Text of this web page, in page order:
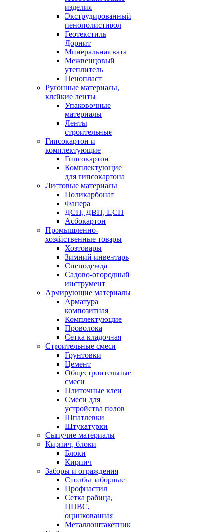
изделия
Экструдированный
пенополистирол
Геотекстиль
Дорнит
Минеральная вата
Межвенцовый
утеплитель
Пенопласт
Рулонные материалы,
клейкие ленты
Упаковочные
материалы
Ленты
строительные
Гипсокартон и
комплектующие
Гипсокартон
Комплектующие
для гипсокартона
Листовые материалы
Поликарбонат
Фанера
ДСП, ДВП, ЦСП
Асбокартон
Промышленно-
хозяйственные товары
Хозтовары
Зимний инвентарь
Спецодежда
Садово-огородный
инструмент
Армирующие материалы
Арматура
композитная
Комплектующие
Проволока
Сетка кладочная
Строительные смеси
Грунтовки
Цемент
Общестроительные
смеси
Плиточные клеи
Смеси для
устройства полов
Шпатлевки
Штукатурки
Сыпучие материалы
Кирпич, блоки
Блоки
Кирпич
Заборы и ограждения
Столбы заборные
Профнастил
Сетка рабица,
ЦПВС,
оцинкованная
Металлоштакетник